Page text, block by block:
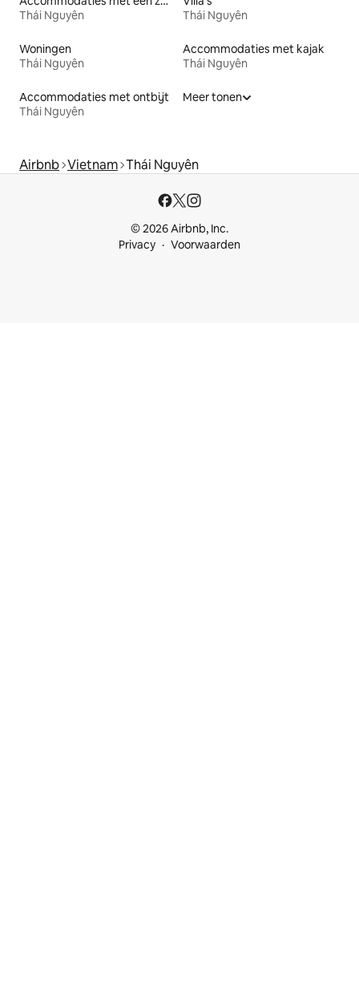
Thái Nguyên
Thái Nguyên
Woningen
Thái Nguyên
Accommodaties met kajak
Thái Nguyên
Accommodaties met ontbijt
Thái Nguyên
Meer tonen
Airbnb Vietnam Thái Nguyên
© 2026 Airbnb, Inc.
Privacy
Voorwaarden